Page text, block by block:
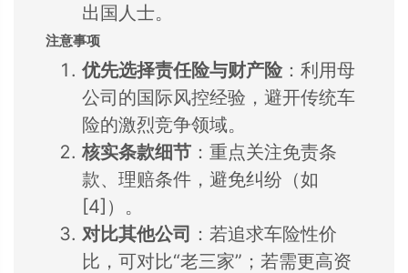
出国人士。
注意事项
优先选择责任险与财产险：利用母
公司的国际风控经验，避开传统车
险的激烈竞争领域。
核实条款细节 ：重点关注免责条
款、理赔条件，避免纠纷（如
[4]）。
对比其他公司 ：若追求车险性价
比，可对比“老三家”；若需更高资